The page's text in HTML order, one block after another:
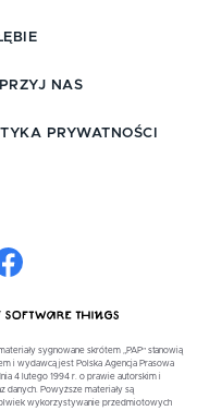
NAS
PRYWATNOŚCI
sygnowane skrótem „PAP” stanowią
i wydawcą jest Polska Agencja Prasowa
4 lutego 1994 r. o prawie autorskim i
danych. Powyższe materiały są
wykorzystywanie przedmiotowych